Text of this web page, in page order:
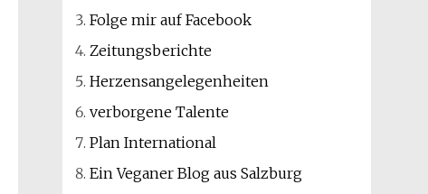
Folge mir auf Facebook
Zeitungsberichte
Herzensangelegenheiten
verborgene Talente
Plan International
Ein Veganer Blog aus Salzburg